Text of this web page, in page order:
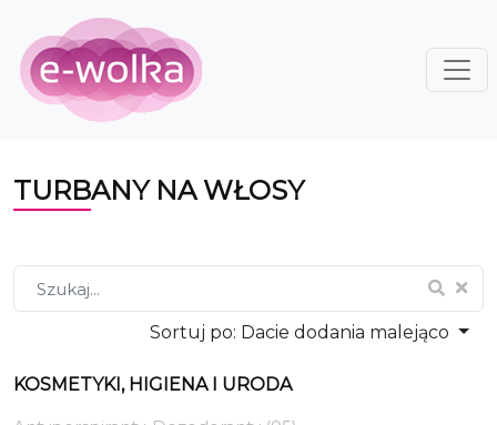
TURBANY NA WŁOSY
Sortuj po: Dacie dodania malejąco
KOSMETYKI, HIGIENA I URODA